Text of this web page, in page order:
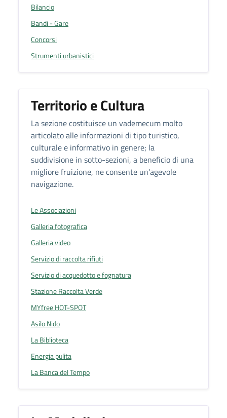
Bilancio
Bandi - Gare
Concorsi
Strumenti urbanistici
Territorio e Cultura
La sezione costituisce un vademecum molto
articolato alle informazioni di tipo turistico,
culturale e informativo in genere; la
suddivisione in sotto-sezioni, a beneficio di una
migliore fruizione, ne consente un'agevole
navigazione.
Le Associazioni
Galleria fotografica
Galleria video
Servizio di raccolta rifiuti
Servizio di acquedotto e fognatura
Stazione Raccolta Verde
MYfree HOT-SPOT
Asilo Nido
La Biblioteca
Energia pulita
La Banca del Tempo